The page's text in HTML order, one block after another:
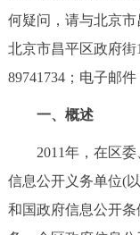
便民服务
中介服务
12345网上接诉即
参与调查
何疑问，请与北京市
北京市昌平区政府街
89741734；电子邮件
一、概述
2011年，在区委
信息公开义务单位(
和国政府信息公开